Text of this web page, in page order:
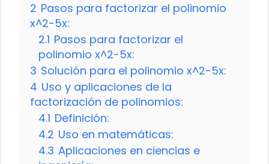
2 Pasos para factorizar el polinomio
x^2-5x:
2.1 Pasos para factorizar el
polinomio x^2-5x:
3 Solución para el polinomio x^2-5x:
4 Uso y aplicaciones de la
factorización de polinomios:
4.1 Definición:
4.2 Uso en matemáticas:
4.3 Aplicaciones en ciencias e